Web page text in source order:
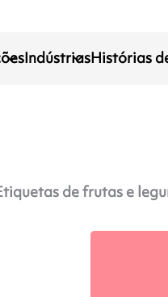
IndústriasHistórias
de frutas e